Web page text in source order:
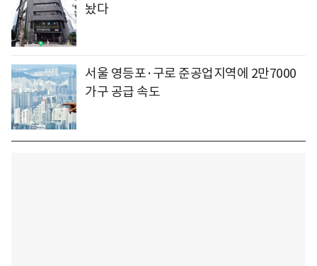
놨다
서울 영등포·구로 준공업지역에 2만7000
가구 공급 속도